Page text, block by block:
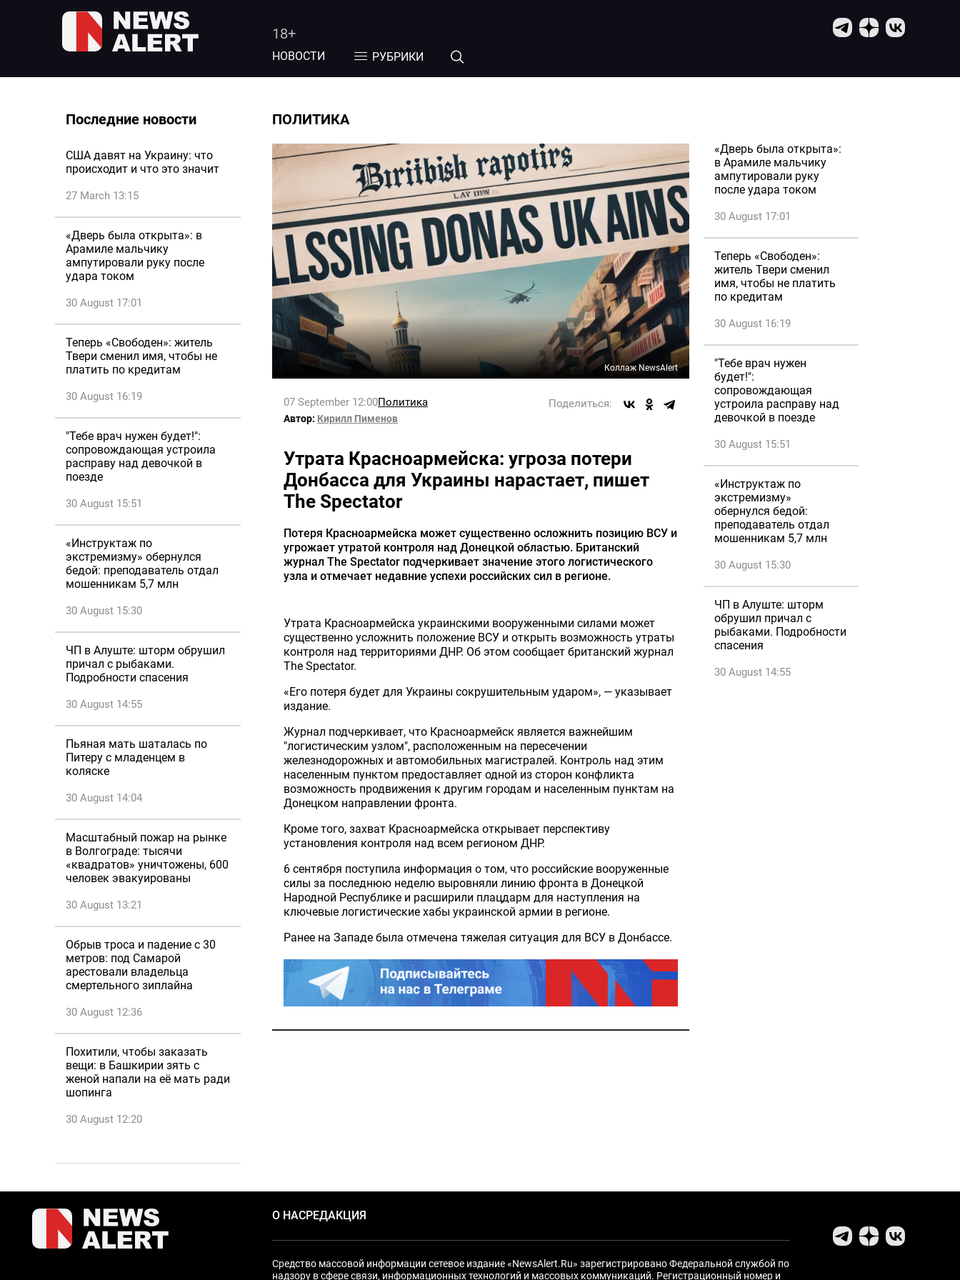
18+
НОВОСТИ РУБРИКИ
Последние новости
США давят на Украину: что
происходит и что это значит
27 March 13:15
«Дверь была открыта»: в
Арамиле мальчику
ампутировали руку после
удара током
30 August 17:01
Теперь «Свободен»: житель
Твери сменил имя, чтобы не
платить по кредитам
30 August 16:19
"Тебе врач нужен будет!":
сопровождающая устроила
расправу над девочкой в
поезде
30 August 15:51
«Инструктаж по
экстремизму» обернулся
бедой: преподаватель отдал
мошенникам 5,7 млн
30 August 15:30
ЧП в Алуште: шторм обрушил
причал с рыбаками.
Подробности спасения
30 August 14:55
Пьяная мать шаталась по
Питеру с младенцем в
коляске
30 August 14:04
Масштабный пожар на рынке
в Волгограде: тысячи
«квадратов» уничтожены, 600
человек эвакуированы
30 August 13:21
Обрыв троса и падение с 30
метров: под Самарой
арестовали владельца
смертельного зиплайна
30 August 12:36
Похитили, чтобы заказать
вещи: в Башкирии зять с
женой напали на её мать ради
шопинга
30 August 12:20
ПОЛИТИКА
Коллаж NewsAlert
07 September 12:00Политика Поделиться:
Автор: Кирилл Пименов
Утрата Красноармейска: угроза потери
Донбасса для Украины нарастает, пишет
The Spectator
Потеря Красноармейска может существенно осложнить позицию ВСУ и
угрожает утратой контроля над Донецкой областью. Британский
журнал The Spectator подчеркивает значение этого логистического
узла и отмечает недавние успехи российских сил в регионе.
Утрата Красноармейска украинскими вооруженными силами может
существенно усложнить положение ВСУ и открыть возможность утраты
контроля над территориями ДНР. Об этом сообщает британский журнал
The Spectator.
«Его потеря будет для Украины сокрушительным ударом», — указывает
издание.
Журнал подчеркивает, что Красноармейск является важнейшим
"логистическим узлом", расположенным на пересечении
железнодорожных и автомобильных магистралей. Контроль над этим
населенным пунктом предоставляет одной из сторон конфликта
возможность продвижения к другим городам и населенным пунктам на
Донецком направлении фронта.
Кроме того, захват Красноармейска открывает перспективу
установления контроля над всем регионом ДНР.
6 сентября поступила информация о том, что российские вооруженные
силы за последнюю неделю выровняли линию фронта в Донецкой
Народной Республике и расширили плацдарм для наступления на
ключевые логистические хабы украинской армии в регионе.
Ранее на Западе была отмечена тяжелая ситуация для ВСУ в Донбассе.
«Дверь была открыта»:
в Арамиле мальчику
ампутировали руку
после удара током
30 August 17:01
Теперь «Свободен»:
житель Твери сменил
имя, чтобы не платить
по кредитам
30 August 16:19
"Тебе врач нужен
будет!":
сопровождающая
устроила расправу над
девочкой в поезде
30 August 15:51
«Инструктаж по
экстремизму»
обернулся бедой:
преподаватель отдал
мошенникам 5,7 млн
30 August 15:30
ЧП в Алуште: шторм
обрушил причал с
рыбаками. Подробности
спасения
30 August 14:55
О НАСРЕДАКЦИЯ
Средство массовой информации сетевое издание «NewsAlert.Ru» зарегистрировано Федеральной службой по
надзору в сфере связи, информационных технологий и массовых коммуникаций. Регистрационный номер и